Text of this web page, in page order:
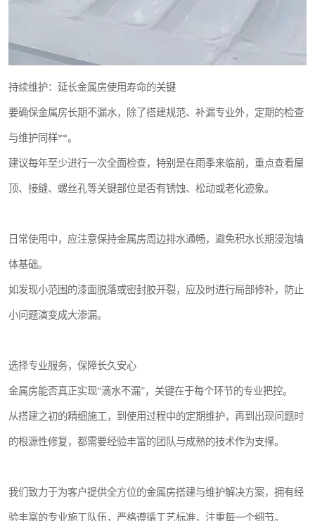
持续维护：延长金属房使用寿命的关键
要确保金属房长期不漏水，除了搭建规范、补漏专业外，定期的检查
与维护同样**。
建议每年至少进行一次全面检查，特别是在雨季来临前，重点查看屋
顶、接缝、螺丝孔等关键部位是否有锈蚀、松动或老化迹象。
日常使用中，应注意保持金属房周边排水通畅，避免积水长期浸泡墙
体基础。
如发现小范围的漆面脱落或密封胶开裂，应及时进行局部修补，防止
小问题演变成大渗漏。
选择专业服务，保障长久安心
金属房能否真正实现“滴水不漏”，关键在于每个环节的专业把控。
从搭建之初的精细施工，到使用过程中的定期维护，再到出现问题时
的根源性修复，都需要经验丰富的团队与成熟的技术作为支撑。
我们致力于为客户提供全方位的金属房搭建与维护解决方案，拥有经
验丰富的专业施工队伍，严格遵循工艺标准，注重每一个细节。